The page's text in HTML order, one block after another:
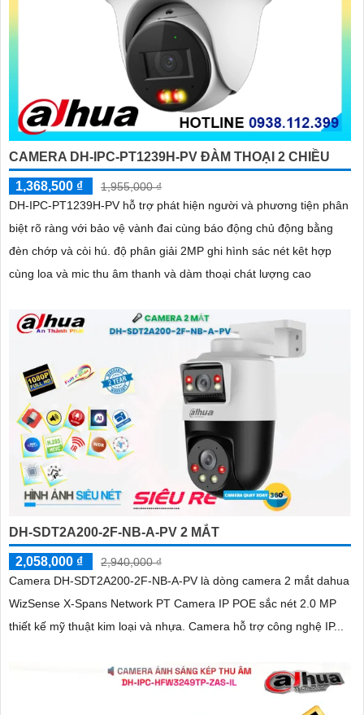
CAMERA DH-IPC-PT1239H-PV ĐÀM THOẠI 2 CHIỀU
1,368,500 ₫
1,955,000 ₫
DH-IPC-PT1239H-PV hỗ trợ phát hiện người và phương tiện phân
biệt rõ ràng với bảo vệ vành đai cùng báo động chủ động bằng
đèn chớp và còi hú. độ phân giải 2MP ghi hình sác nét kêt hợp
cùng loa và mic thu âm thanh và dàm thoại chát lượng cao
DH-SDT2A200-2F-NB-A-PV 2 MẮT
2,058,000 ₫
2,940,000 ₫
Camera DH-SDT2A200-2F-NB-A-PV là dòng camera 2 mắt dahua
WizSense X-Spans Network PT Camera IP POE sắc nét 2.0 MP
thiết kế mỹ thuật kim loại và nhựa. Camera hỗ trợ công nghệ IP...